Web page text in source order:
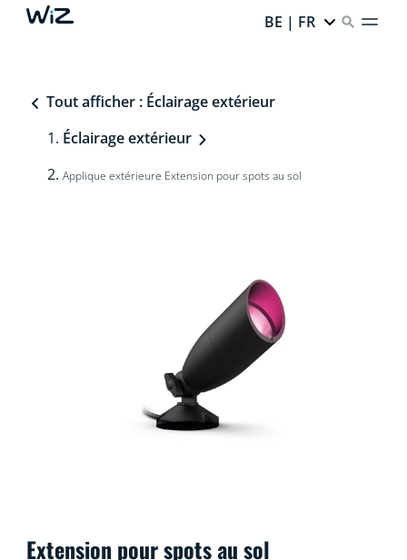
BE | FR
Tout afficher : Éclairage extérieur
Éclairage extérieur
Applique extérieure Extension pour spots au sol
Extension pour spots au sol